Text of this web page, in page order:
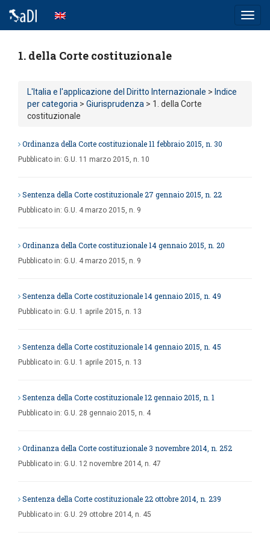
1. della Corte costituzionale
L'Italia e l'applicazione del Diritto Internazionale > Indice
per categoria > Giurisprudenza > 1. della Corte
costituzionale
Ordinanza della Corte costituzionale 11 febbraio 2015, n. 30
Pubblicato in: G.U. 11 marzo 2015, n. 10
Sentenza della Corte costituzionale 27 gennaio 2015, n. 22
Pubblicato in: G.U. 4 marzo 2015, n. 9
Ordinanza della Corte costituzionale 14 gennaio 2015, n. 20
Pubblicato in: G.U. 4 marzo 2015, n. 9
Sentenza della Corte costituzionale 14 gennaio 2015, n. 49
Pubblicato in: G.U. 1 aprile 2015, n. 13
Sentenza della Corte costituzionale 14 gennaio 2015, n. 45
Pubblicato in: G.U. 1 aprile 2015, n. 13
Sentenza della Corte costituzionale 12 gennaio 2015, n. 1
Pubblicato in: G.U. 28 gennaio 2015, n. 4
Ordinanza della Corte costituzionale 3 novembre 2014, n. 252
Pubblicato in: G.U. 12 novembre 2014, n. 47
Sentenza della Corte costituzionale 22 ottobre 2014, n. 239
Pubblicato in: G.U. 29 ottobre 2014, n. 45